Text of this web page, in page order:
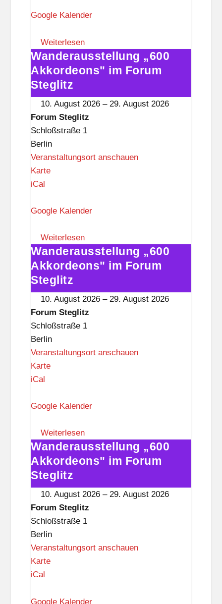
u
S
t
e
g
l
i
t
z
Google Kalender
Weiterlesen
Wanderausstellung
„600
Akkordeons"
im
Forum
Steglitz
Wanderausstellung „600
Akkordeons" im Forum
Steglitz
10. August 2026 – 29. August 2026
Forum Steglitz
Schloßstraße 1
Berlin
Veranstaltungsort anschauen
KarteF
u
S
t
e
g
l
i
t
z
iCal
Google Kalender
Weiterlesen
Wanderausstellung
„600
Akkordeons"
im
Forum
Steglitz
Wanderausstellung „600
Akkordeons" im Forum
Steglitz
10. August 2026 –29. August 2026
Forum Steglitz
Schloßstraße 1
Berlin
Veranstaltungsort anschauen
KarteF
u
S
t
e
g
l
i
t
z
iCal
Google Kalender
Weiterlesen
Wanderausstellung
„600
Akkordeons"
im
Forum
Steglitz
Wanderausstellung „600
Akkordeons" im Forum
Steglitz
10. August 2026 –29. August 2026
Forum Steglitz
Schloßstraße 1
Berlin
Veranstaltungsort anschauen
KarteF
u
iCal
Google Kalender